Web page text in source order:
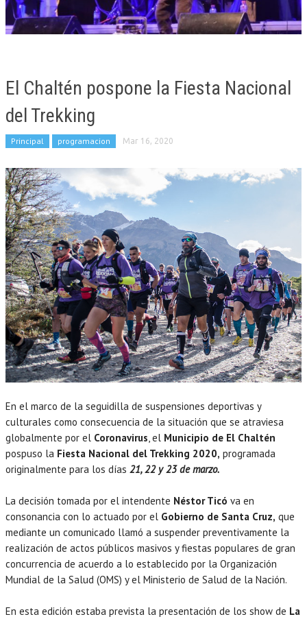
El Chaltén pospone la Fiesta Nacional
del Trekking
Principal programacion Mar 16, 2020
En el marco de la seguidilla de suspensiones deportivas y
culturales como consecuencia de la situación que se atraviesa
globalmente por el Coronavirus , el Municipio de El Chaltén
pospuso la Fiesta Nacional del Trekking 2020, programada
originalmente para los días 21, 22 y 23 de marzo.
La decisión tomada por el intendente Néstor Ticó va en
consonancia con lo actuado por el Gobierno de Santa Cruz, que
mediante un comunicado llamó a suspender preventivamente la
realización de actos públicos masivos y fiestas populares de gran
concurrencia de acuerdo a lo establecido por la Organización
Mundial de la Salud (OMS) y el Ministerio de Salud de la Nación.
En esta edición estaba prevista la presentación de los show de La